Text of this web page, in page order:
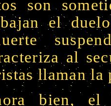
son
el
al
llaman la
bien, el